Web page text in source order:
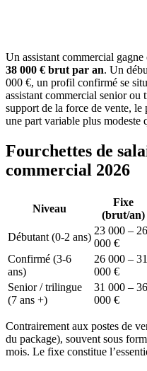
Un assistant commercial
38 000 € brut par an. Un
000 €, un profil confirmé se
assistant commercial senior ou
support de la force de vente,
une part variable plus modeste
Fourchettes de
commercial 2026
Niveau
Fixe
(brut/an)
Débutant (0-2 ans)
23 000 – 26
000 €
Confirmé (3-6
ans)
26 000 – 31
000 €
Senior / trilingue
(7 ans +)
31 000 – 36
000 €
Contrairement aux postes de
du package), souvent sous
mois. Le fixe constitue